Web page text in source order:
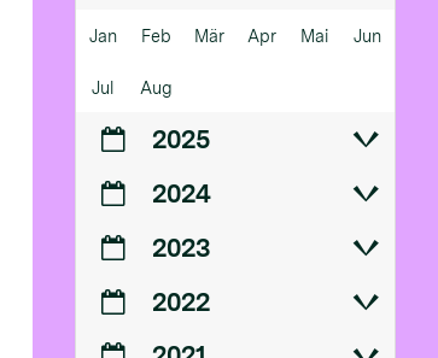
Jan Feb Mär Apr Mai Jun
Jul Aug
2025
2024
2023
2022